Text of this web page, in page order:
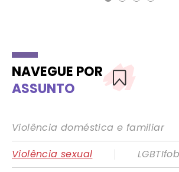
NAVEGUE POR
ASSUNTO
Violência doméstica e familiar
Violência sexual
|